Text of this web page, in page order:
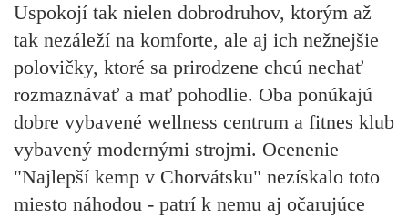
Uspokojí tak nielen dobrodruhov, ktorým až
tak nezáleží na komforte, ale aj ich nežnejšie
polovičky, ktoré sa prirodzene chcú nechať
rozmaznávať a mať pohodlie. Oba ponúkajú
dobre vybavené wellness centrum a fitnes klub
vybavený modernými strojmi. Ocenenie
"Najlepší kemp v Chorvátsku" nezískalo toto
miesto náhodou - patrí k nemu aj očarujúce